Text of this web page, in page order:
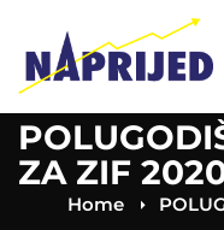
ZA ZIF
Home